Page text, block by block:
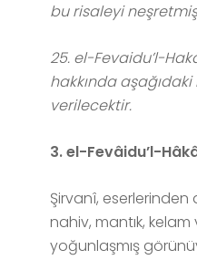
bu risaleyi
25. el-Fevaidu’l-
hakkında
verilecektir.
3. el-Fevâidu’l-
Şirvanî, eserlerinden
nahiv, mantık,
yoğunlaşmış